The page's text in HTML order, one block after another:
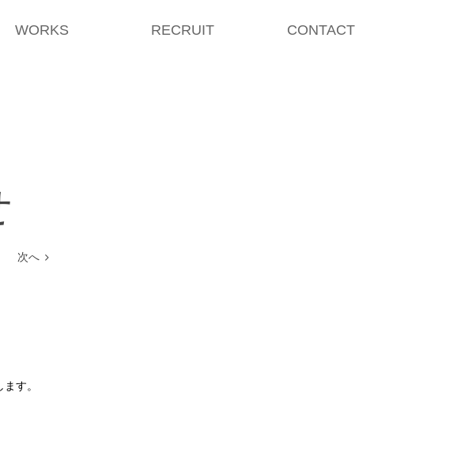
WORKS RECRUIT CONTACT
次へ
す。